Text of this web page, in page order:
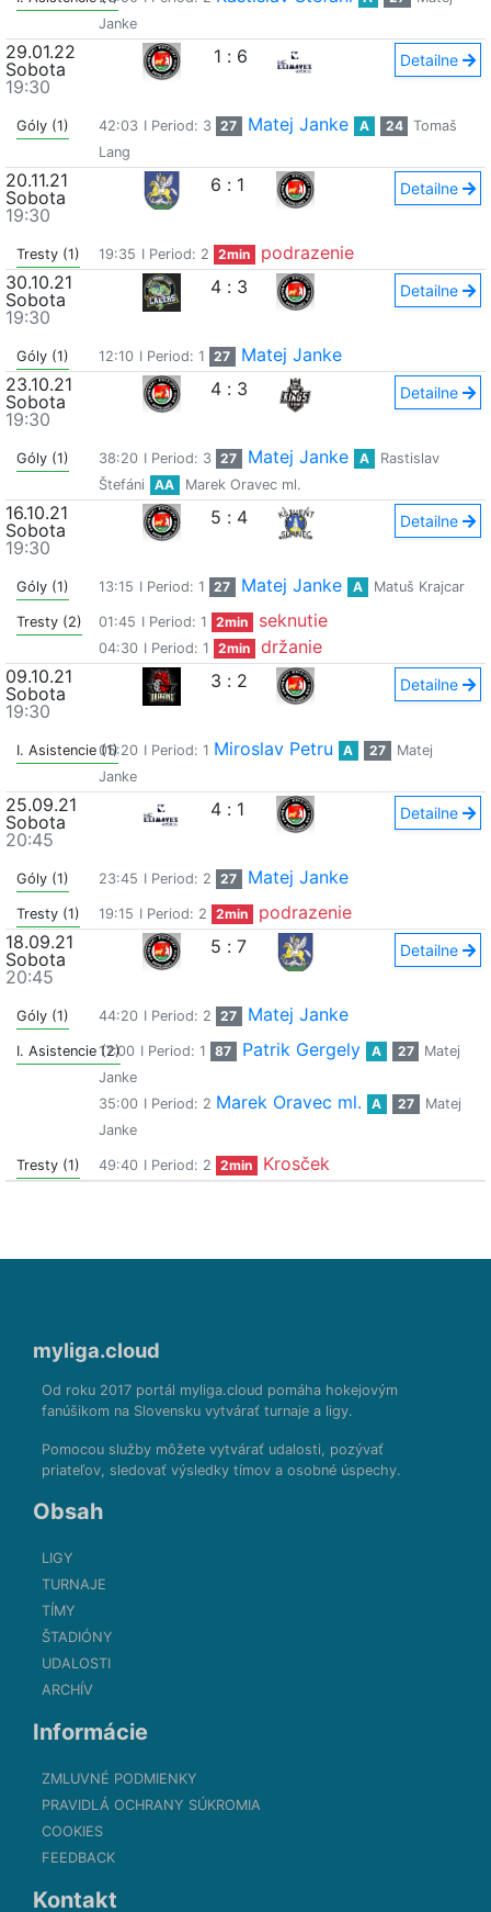
Janke
29.01.22
Sobota
19:30
1 : 6 Detailne
Góly (1) 42:03 I Period: 3 27 Matej Janke A 24
Tomaš
Lang
20.11.21
Sobota
19:30
6 : 1 Detailne
Tresty (1) 19:35 I Period: 2 2min
podrazenie
30.10.21
Sobota
19:30
4 : 3 Detailne
Góly (1) 12:10 I Period: 1 27
Matej Janke
23.10.21
Sobota
19:30
4 : 3 Detailne
Góly (1) 38:20 I Period: 3 27 Matej Janke A
Rastislav
Štefáni
AA Marek Oravec ml.
16.10.21
Sobota
19:30
5 : 4 Detailne
Góly (1) 13:15 I Period: 1 27 Matej Janke A Matuš Krajcar
Tresty (2) 01:45 I Period: 1 2min seknutie
04:30 I Period: 1 2min
držanie
09.10.21
Sobota
19:30
3 : 2 Detailne
I. Asistencie (1)05:20 I Period: 1 Miroslav Petru A 27
Matej
Janke
25.09.21
Sobota
20:45
4 : 1 Detailne
Góly (1) 23:45 I Period: 2 27 Matej Janke
Tresty (1) 19:15 I Period: 2 2min
podrazenie
18.09.21
Sobota
20:45
5 : 7 Detailne
Góly (1) 44:20 I Period: 2 27 Matej Janke
I. Asistencie (2)
17:00 I Period: 1 87 Patrik Gergely A 27
Matej
Janke
35:00 I Period: 2 Marek Oravec ml. A 27
Matej
Janke
Tresty (1) 49:40 I Period: 2 2min Krosček
myliga.cloud
Od roku 2017 portál myliga.cloud pomáha hokejovým
fanúšikom na Slovensku vytvárať turnaje a ligy.
Pomocou služby môžete vytvárať udalosti, pozývať
priateľov, sledovať výsledky tímov a osobné úspechy.
Obsah
LIGY
TURNAJE
TÍMY
ŠTADIÓNY
UDALOSTI
ARCHÍV
Informácie
ZMLUVNÉ PODMIENKY
PRAVIDLÁ OCHRANY SÚKROMIA
COOKIES
FEEDBACK
Kontakt